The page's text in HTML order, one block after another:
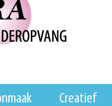
Creatief